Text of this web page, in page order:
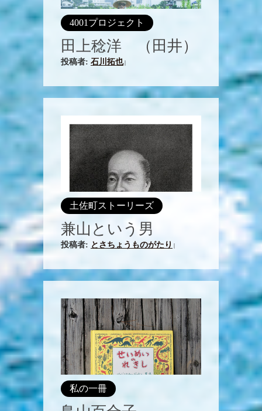
4001プロジェクト
田上稔洋 （田井）
投稿者: 石川拓也|
土佐町ストーリーズ
兼山という男
投稿者: とさちょうものがたり
私の一冊